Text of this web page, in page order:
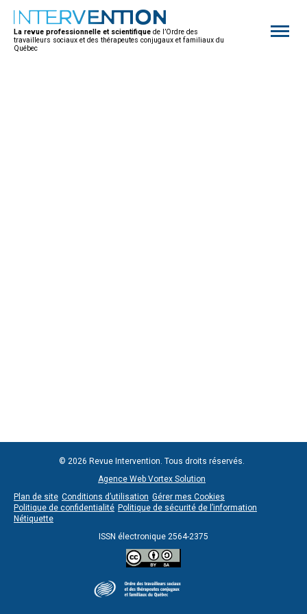
La revue professionnelle et scientifique de l’Ordre des
travailleurs sociaux et des thérapeutes conjugaux et familiaux du
Québec
site
© 2026 Revue Intervention. Tous droits réservés.
Agence Web Vortex Solution
Plan de site Conditions d’utilisation Gérer mes Cookies
Politique de confidentialité Politique de sécurité de l’information
Nétiquette
ISSN électronique 2564-2375